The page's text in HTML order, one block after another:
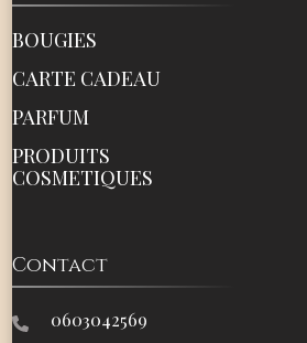
BOUGIES
CARTE CADEAU
PARFUM
PRODUITS
COSMETIQUES
Contact
0603042569